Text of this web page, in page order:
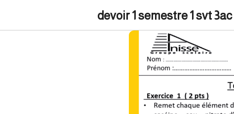
devoir 1 semestre 1 svt 3ac